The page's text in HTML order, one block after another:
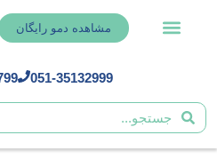
مشاهده دمو رایگان
051-35132999